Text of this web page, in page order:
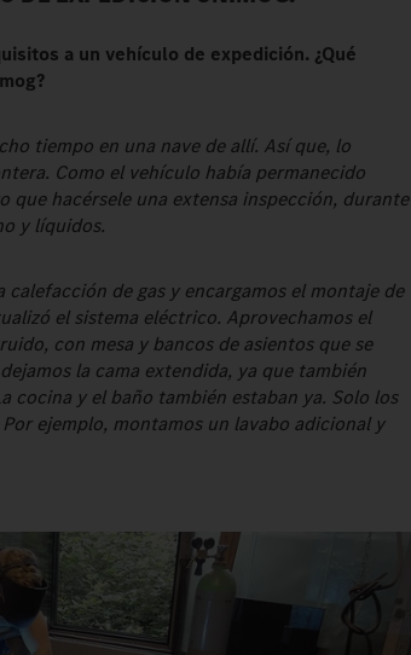
a un vehículo de expedición. ¿Qué
tiempo en una nave de allí. Así que, lo
Como el vehículo había permanecido
hacérsele una extensa inspección, durante
y líquidos.
de gas y encargamos el montaje de
el sistema eléctrico. Aprovechamos el
con mesa y bancos de asientos que se
la cama extendida, ya que también
cocina y el baño también estaban ya. Solo los
ejemplo, montamos un lavabo adicional y